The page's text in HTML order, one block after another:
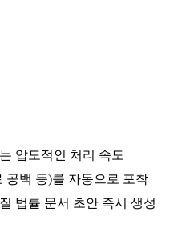
압도적인 처리 속도
공백 등)를 자동으로 포착
법률 문서 초안 즉시 생성